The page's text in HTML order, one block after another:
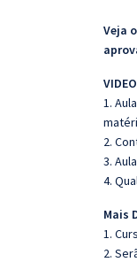
Veja
1.
2.
3.
4.
Mais
1.
2.